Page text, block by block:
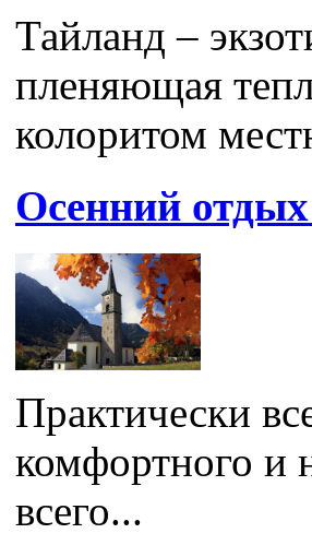
Тайланд –
пленяющая
колоритом
Осенний
Практически
комфортного и
всего...